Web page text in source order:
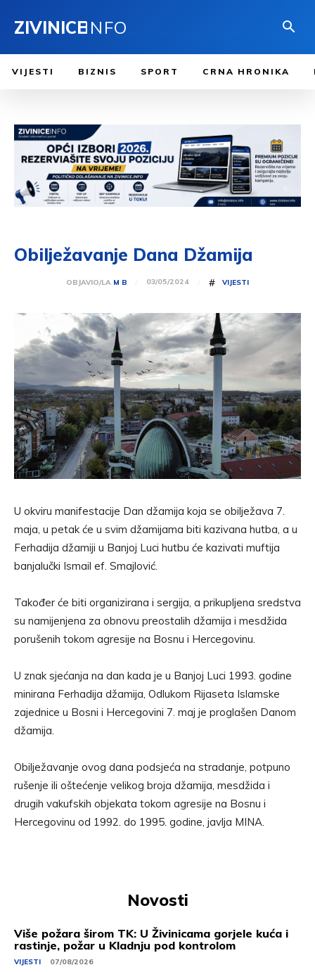
ZIVINICEINFO
VIJESTI BIZNIS SPORT CRNA HRONIKA
Obilježavanje Dana Džamija
OBJAVIO/LA M B 03/05/2024 # VIJESTI
U okviru manifestacije Dan džamija koja se obilježava 7.
maja, u petak će u svim džamijama biti kazivana hutba, a u
Ferhadija džamiji u Banjoj Luci hutbu će kazivati muftija
banjalučki Ismail ef. Smajlović.
Također će biti organizirana i sergija, a prikupljena sredstva
su namijenjena za obnovu preostalih džamija i mesdžida
porušenih tokom agresije na Bosnu i Hercegovinu.
U znak sjećanja na dan kada je u Banjoj Luci 1993. godine
minirana Ferhadija džamija, Odlukom Rijaseta Islamske
zajednice u Bosni i Hercegovini 7. maj je proglašen Danom
džamija.
Obilježavanje ovog dana podsjeća na stradanje, potpuno
rušenje ili oštećenje velikog broja džamija, mesdžida i
drugih vakufskih objekata tokom agresije na Bosnu i
Hercegovinu od 1992. do 1995. godine, javlja MINA.
Novosti
Više požara širom TK: U Živinicama gorjele kuća i
rastinje, požar u Kladnju pod kontrolom
VIJESTI 07/08/2026